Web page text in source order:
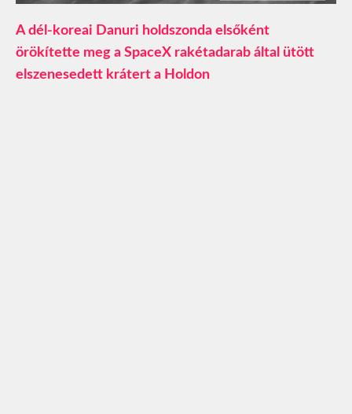
A dél-koreai Danuri holdszonda elsőként
örökítette meg a SpaceX rakétadarab által ütött
elszenesedett krátert a Holdon